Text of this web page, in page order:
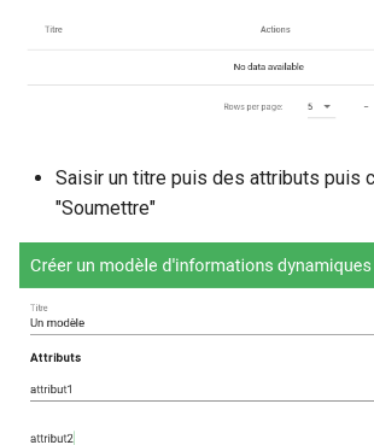
Saisir un titre puis des attributs puis
"Soumettre"